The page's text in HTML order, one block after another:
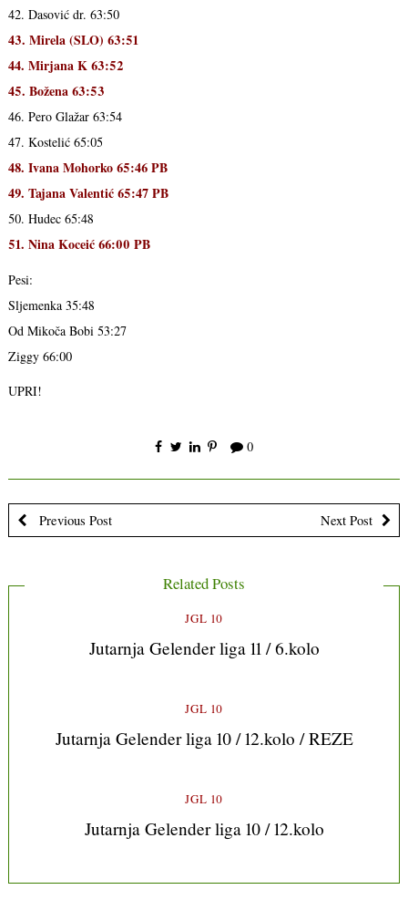
42. Dasović dr. 63:50
43. Mirela (SLO) 63:51
44. Mirjana K 63:52
45. Božena 63:53
46. Pero Glažar 63:54
47. Kostelić 65:05
48. Ivana Mohorko 65:46 PB
49. Tajana Valentić 65:47 PB
50. Hudec 65:48
51. Nina Koceić 66:00 PB
Pesi:
Sljemenka 35:48
Od Mikoča Bobi 53:27
Ziggy 66:00
UPRI!
0
Previous Post Next Post
Related Posts
JGL 10
Jutarnja Gelender liga 11 / 6.kolo
JGL 10
Jutarnja Gelender liga 10 / 12.kolo / REZE
JGL 10
Jutarnja Gelender liga 10 / 12.kolo